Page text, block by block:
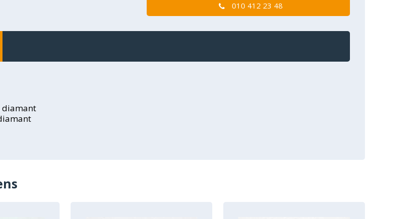
010 412 23 48
diamant